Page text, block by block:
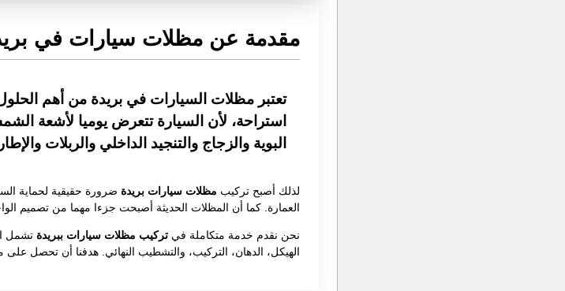
مقدمة عن مظلات سيارات في
تعتبر مظلات السيارات في بريدة من أهم
استراحة، لأن السيارة تتعرض يوميا لأشعة
البوية والزجاج والتنجيد الداخلي والربلات
لذلك أصبح تركيب مظلات سيارات بريدة ضرورة حقيقية لحماية
العمارة. كما أن المظلات الحديثة أصبحت جزءا مهما من تصميم
نحن نقدم خدمة متكاملة فيتركيب مظلات سيارات ببريدة تشمل
الهيكل، الدهان، التركيب، والتشطيب النهائي. هدفنا أن تحصل